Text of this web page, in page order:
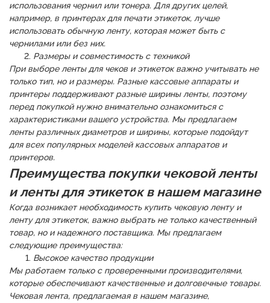
использования чернил или тонера. Для других целей,
например, в принтерах для печати этикеток, лучше
использовать обычную ленту, которая может быть с
чернилами или без них.
Размеры и совместимость с техникой
При выборе ленты для чеков и этикеток важно учитывать не
только тип, но и размеры. Разные кассовые аппараты и
принтеры поддерживают разные ширины ленты, поэтому
перед покупкой нужно внимательно ознакомиться с
характеристиками вашего устройства. Мы предлагаем
ленты различных диаметров и ширины, которые подойдут
для всех популярных моделей кассовых аппаратов и
принтеров.
Преимущества покупки чековой ленты
и ленты для этикеток в нашем магазине
Когда возникает необходимость купить чековую ленту и
ленту для этикеток, важно выбрать не только качественный
товар, но и надежного поставщика. Мы предлагаем
следующие преимущества:
Высокое качество продукции
Мы работаем только с проверенными производителями,
которые обеспечивают качественные и долговечные товары.
Чековая лента, предлагаемая в нашем магазине,